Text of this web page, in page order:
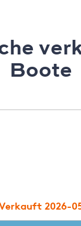
Boote
2026-